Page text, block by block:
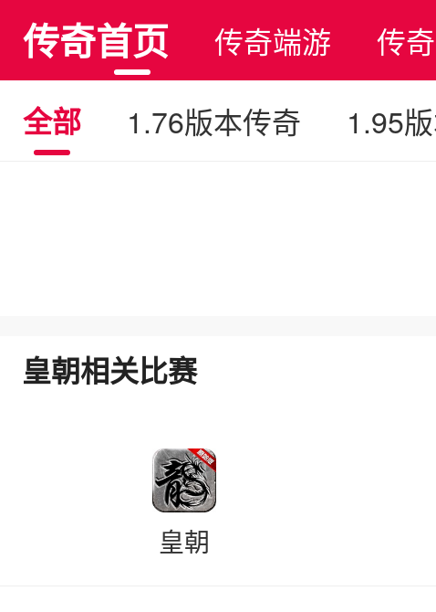
传奇首页 传奇端游 传
全部
1.76版本传奇 1.95
皇朝相关比赛
皇朝